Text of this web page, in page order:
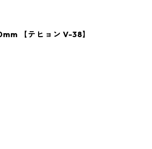
【テヒョン V-38】